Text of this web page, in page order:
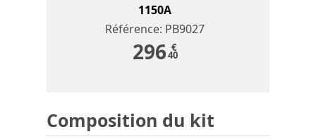
1150A
Référence: PB9027
296 €
40
Composition du kit